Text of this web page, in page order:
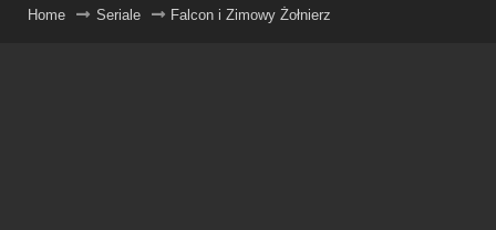
Home Seriale Falcon i Zimowy Żołnierz